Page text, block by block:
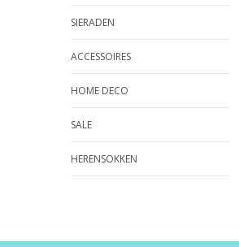
SIERADEN
ACCESSOIRES
HOME DECO
SALE
HERENSOKKEN